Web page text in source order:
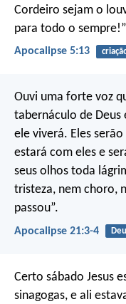
Cordeiro sejam o
para todo o sempre!”
Apocalipse 5:13
Ouvi uma forte voz
tabernáculo de Deus
ele viverá. Eles
estará com eles e
seus olhos toda
tristeza, nem choro,
passou”.
Apocalipse 21:3-4
Certo sábado Jesus
sinagogas, e ali